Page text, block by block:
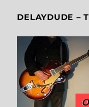
DELAYDUDE –